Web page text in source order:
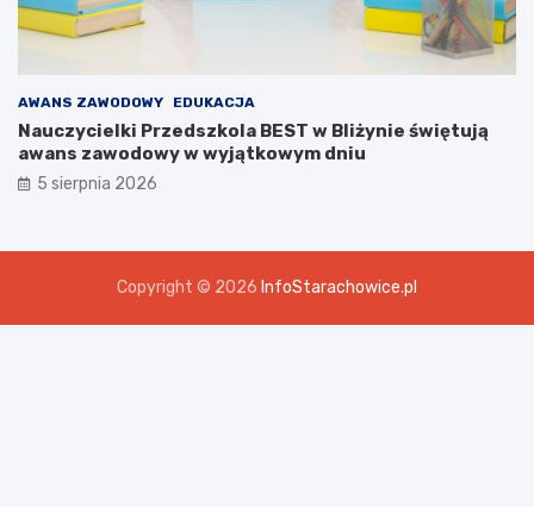
AWANS ZAWODOWY EDUKACJA
Nauczycielki Przedszkola BEST w Bliżynie świętują
awans zawodowy w wyjątkowym dniu
5 sierpnia 2026
Copyright © 2026 InfoStarachowice.pl